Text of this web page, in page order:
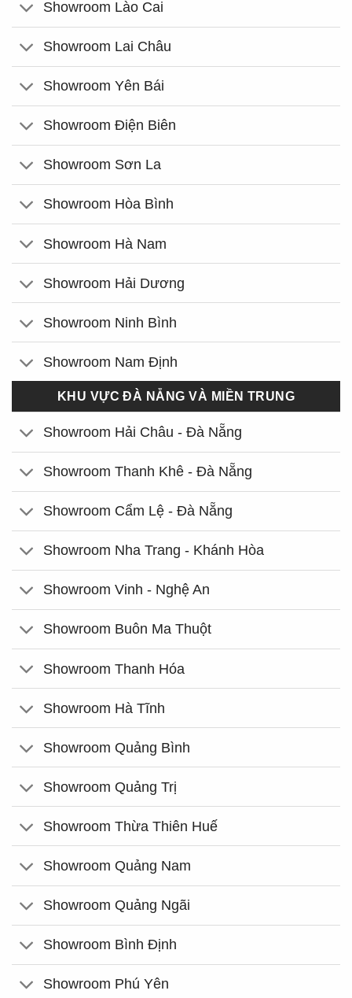
Showroom Lào Cai
Showroom Lai Châu
Showroom Yên Bái
Showroom Điện Biên
Showroom Sơn La
Showroom Hòa Bình
Showroom Hà Nam
Showroom Hải Dương
Showroom Ninh Bình
Showroom Nam Định
KHU VỰC ĐÀ NẴNG VÀ MIỀN TRUNG
Showroom Hải Châu - Đà Nẵng
Showroom Thanh Khê - Đà Nẵng
Showroom Cẩm Lệ - Đà Nẵng
Showroom Nha Trang - Khánh Hòa
Showroom Vinh - Nghệ An
Showroom Buôn Ma Thuột
Showroom Thanh Hóa
Showroom Hà Tĩnh
Showroom Quảng Bình
Showroom Quảng Trị
Showroom Thừa Thiên Huế
Showroom Quảng Nam
Showroom Quảng Ngãi
Showroom Bình Định
Showroom Phú Yên